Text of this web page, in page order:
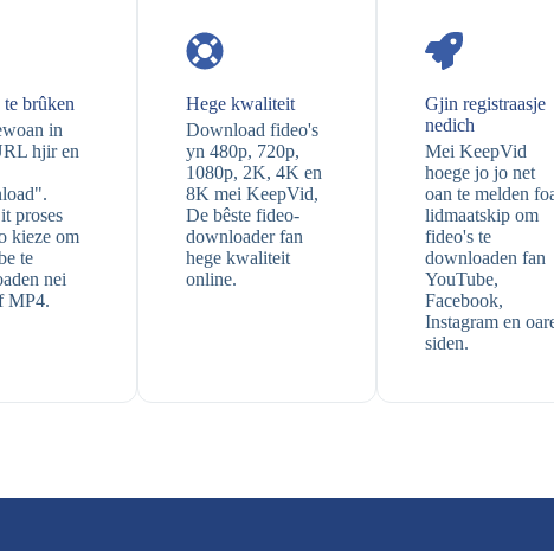
brûken
in
hjir en
proses
kieze om
te
nei
MP4.
Hege kwaliteit
Download fideo's
yn 480p, 720p,
1080p, 2K, 4K en
8K mei KeepVid,
De bêste fideo-
downloader fan
hege kwaliteit
online.
Gjin registraasje
nedich
Mei KeepVid
hoege jo jo net
oan te melden
lidmaatskip om
fideo's te
downloaden fan
YouTube,
Facebook,
Instagram en
siden.